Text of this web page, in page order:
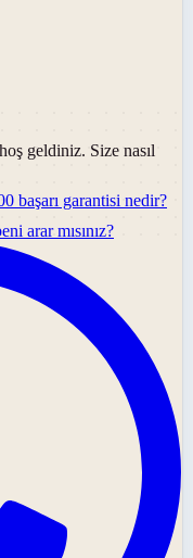
geldiniz. Size nasıl
başarı garantisi nedir?
arar mısınız?